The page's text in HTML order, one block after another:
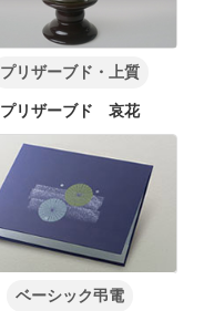
プリザーブド・上質
プリザーブド 哀花
ベーシック弔電